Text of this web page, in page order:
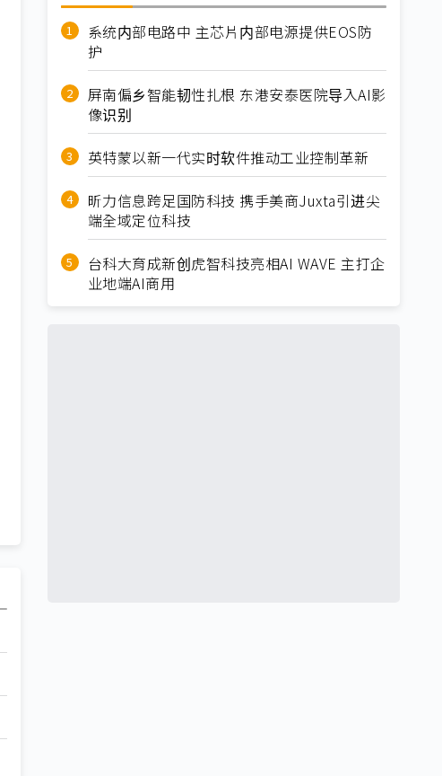
系统内部电路中 主芯片内部电源提供EOS防
护
屏南偏乡智能韧性扎根 东港安泰医院导入AI影
像识别
英特蒙以新一代实时软件推动工业控制革新
昕力信息跨足国防科技 携手美商Juxta引进尖
端全域定位科技
台科大育成新创虎智科技亮相AI WAVE 主打企
业地端AI商用